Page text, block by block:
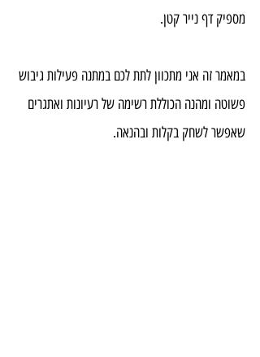
מספיק דף נייר קטן.
במאמר זה אני מתכוון לתת לכם במתנה פעילות גיבוש
פשוטה ומהנה הכוללת רשימה של רעיונות ואתגרים
שאפשר לשחק בקלות ובהנאה.